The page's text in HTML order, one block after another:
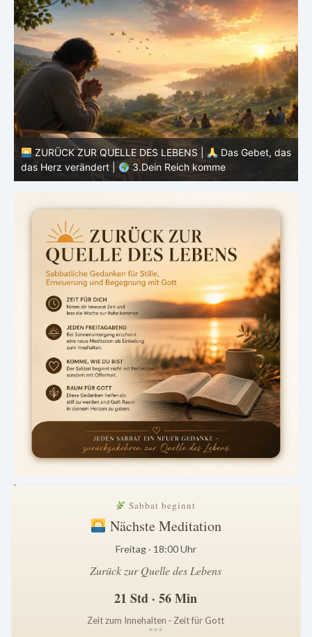
ZURÜCK ZUR QUELLE DES LEBENS |
Das Gebet, das
das Herz verändert |
2.Geheiligt werde dein Name
.
Sabbat beginnt
Nächste Meditation
Freitag · 18:00 Uhr
Zurück zur Quelle des Lebens
21 Std · 56 Min
Zeit zum Innehalten · Zeit für Gott
***